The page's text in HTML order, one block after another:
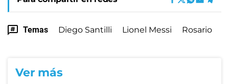
Temas Diego Santilli Lionel Messi Rosario
Ver más